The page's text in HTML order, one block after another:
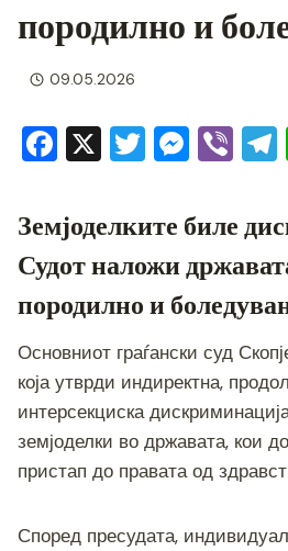
породилно и
09.05.2026
F
c
e
b
o
o
k
X T
tt
er
M
ss
e
n
g
er
Vi
er
Земјоделките биле
Судот наложи
породилно и
Основниот граѓански суд
која утврди индиректна,
интерсекциска
земјоделки во државата, кои
пристап до правата од
Според пресудата,